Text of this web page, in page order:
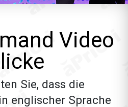
Video
Sie, dass die
englischer Sprache